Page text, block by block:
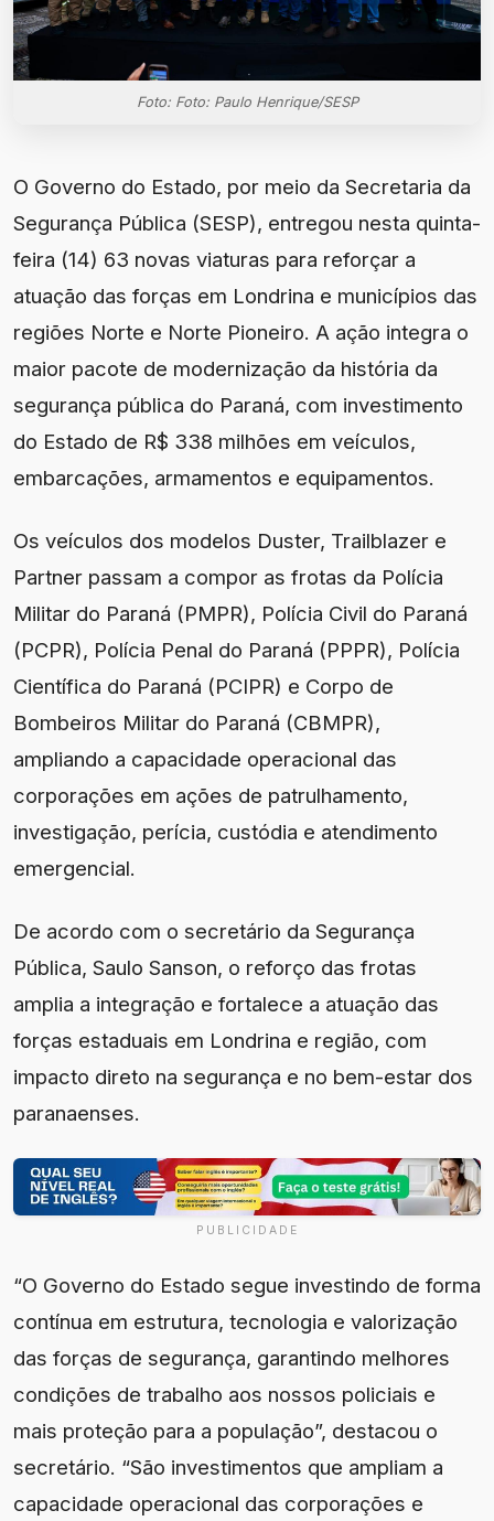
Foto: Foto: Paulo Henrique/SESP
O Governo do Estado, por meio da Secretaria da
Segurança Pública (SESP), entregou nesta quinta-
feira (14) 63 novas viaturas para reforçar a
atuação das forças em Londrina e municípios das
regiões Norte e Norte Pioneiro. A ação integra o
maior pacote de modernização da história da
segurança pública do Paraná, com investimento
do Estado de R$ 338 milhões em veículos,
embarcações, armamentos e equipamentos.
Os veículos dos modelos Duster, Trailblazer e
Partner passam a compor as frotas da Polícia
Militar do Paraná (PMPR), Polícia Civil do Paraná
(PCPR), Polícia Penal do Paraná (PPPR), Polícia
Científica do Paraná (PCIPR) e Corpo de
Bombeiros Militar do Paraná (CBMPR),
ampliando a capacidade operacional das
corporações em ações de patrulhamento,
investigação, perícia, custódia e atendimento
emergencial.
De acordo com o secretário da Segurança
Pública, Saulo Sanson, o reforço das frotas
amplia a integração e fortalece a atuação das
forças estaduais em Londrina e região, com
impacto direto na segurança e no bem-estar dos
paranaenses.
PUBLICIDADE
“O Governo do Estado segue investindo de forma
contínua em estrutura, tecnologia e valorização
das forças de segurança, garantindo melhores
condições de trabalho aos nossos policiais e
mais proteção para a população”, destacou o
secretário. “São investimentos que ampliam a
capacidade operacional das corporações e